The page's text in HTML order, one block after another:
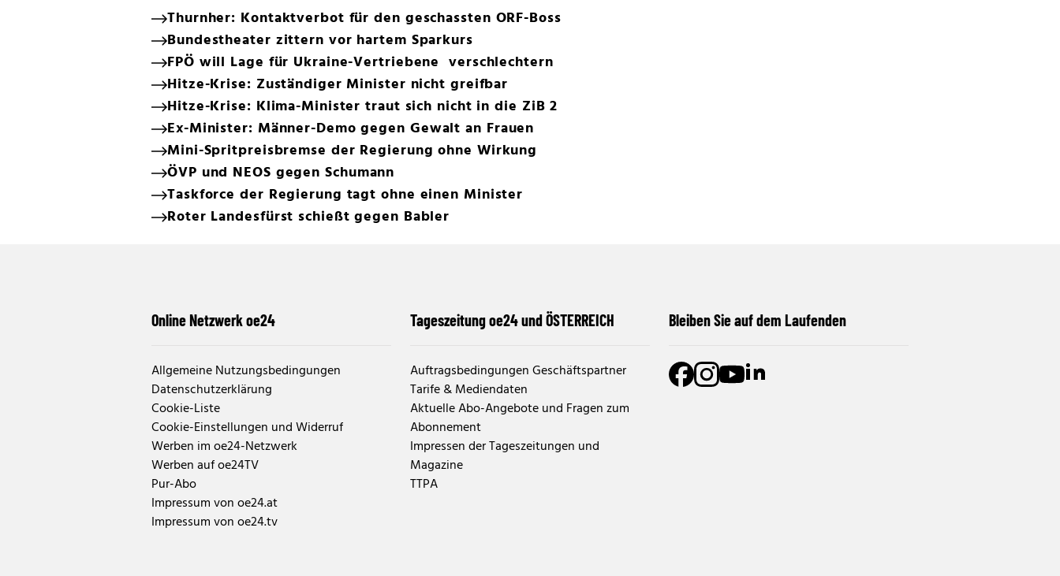
Thurnher: Kontaktverbot für den geschassten ORF-Boss
Bundestheater zittern vor hartem Sparkurs
FPÖ will Lage für Ukraine-Vertriebene verschlechtern
Hitze-Krise: Zuständiger Minister nicht greifbar
Hitze-Krise: Klima-Minister traut sich nicht in die ZiB 2
Ex-Minister: Männer-Demo gegen Gewalt an Frauen
Mini-Spritpreisbremse der Regierung ohne Wirkung
ÖVP und NEOS gegen Schumann
Taskforce der Regierung tagt ohne einen Minister
Roter Landesfürst schießt gegen Babler
Online Netzwerk oe24
Allgemeine Nutzungsbedingungen
Datenschutzerklärung
Cookie-Liste
Cookie-Einstellungen und Widerruf
Werben im oe24-Netzwerk
Werben auf oe24TV
Pur-Abo
Impressum von oe24.at
Impressum von oe24.tv
Tageszeitung oe24 und ÖSTERREICH
Auftragsbedingungen Geschäftspartner
Tarife & Mediendaten
Aktuelle Abo-Angebote und Fragen zum
Abonnement
Impressen der Tageszeitungen und
Magazine
TTPA
Bleiben Sie auf dem Laufenden